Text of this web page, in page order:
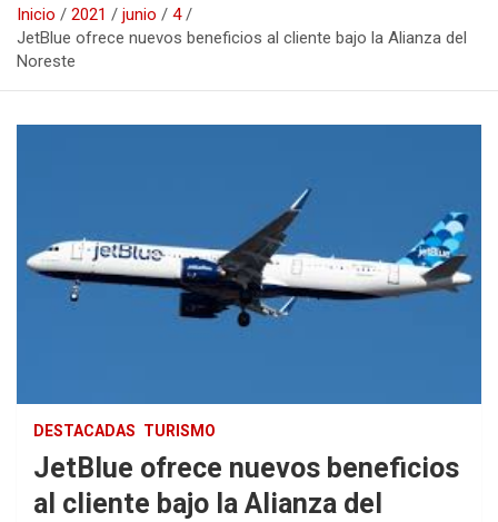
Inicio 2021 junio
4
JetBlue ofrece nuevos beneficios al cliente bajo la Alianza del
Noreste
DESTACADAS TURISMO
JetBlue ofrece nuevos beneficios
al cliente bajo la Alianza del